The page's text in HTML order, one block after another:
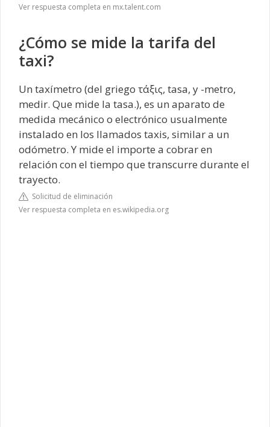
Ver respuesta completa en mx.talent.com
¿Cómo se mide la tarifa del
taxi?
Un taxímetro (del griego τάξις, tasa, y -metro,
medir. Que mide la tasa.), es un aparato de
medida mecánico o electrónico usualmente
instalado en los llamados taxis, similar a un
odómetro. Y mide el importe a cobrar en
relación con el tiempo que transcurre durante el
trayecto.
Solicitud de eliminación
Ver respuesta completa en es.wikipedia.org